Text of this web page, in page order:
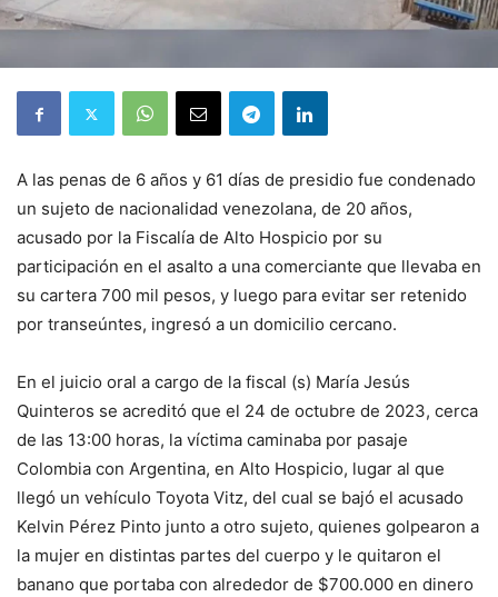
A las penas de 6 años y 61 días de presidio fue condenado
un sujeto de nacionalidad venezolana, de 20 años,
acusado por la Fiscalía de Alto Hospicio por su
participación en el asalto a una comerciante que llevaba en
su cartera 700 mil pesos, y luego para evitar ser retenido
por transeúntes, ingresó a un domicilio cercano.
En el juicio oral a cargo de la fiscal (s) María Jesús
Quinteros se acreditó que el 24 de octubre de 2023, cerca
de las 13:00 horas, la víctima caminaba por pasaje
Colombia con Argentina, en Alto Hospicio, lugar al que
llegó un vehículo Toyota Vitz, del cual se bajó el acusado
Kelvin Pérez Pinto junto a otro sujeto, quienes golpearon a
la mujer en distintas partes del cuerpo y le quitaron el
banano que portaba con alrededor de $700.000 en dinero